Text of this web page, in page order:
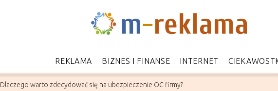
REKLAMA BIZNES I FINANSE INTERNET
Dlaczego warto zdecydować się na ubezpieczenie OC firmy?